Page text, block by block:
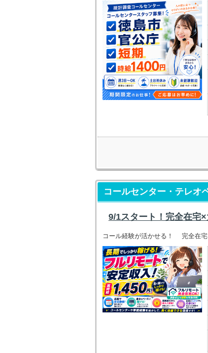
コールセンター・テレオ
9/1スタート！完全在宅
コール経験が活かせる！ 完全在宅